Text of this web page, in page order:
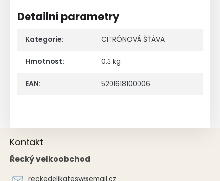
Detailní parametry
Kategorie: CITRÓNOVÁ ŠŤÁVA
Hmotnost: 0.3 kg
EAN: 5201618100006
Kontakt
Řecký velkoobchod
reckedelikatesy@email.cz